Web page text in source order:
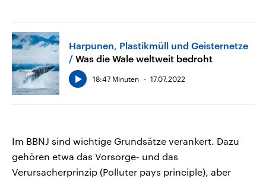
Harpunen, Plastikmüll und Geisternetze
Was die Wale weltweit bedroht
18:47 Minuten 17.07.2022
Im BBNJ sind wichtige Grundsätze verankert. Dazu
gehören etwa das Vorsorge- und das
Verursacherprinzip (Polluter pays principle), aber